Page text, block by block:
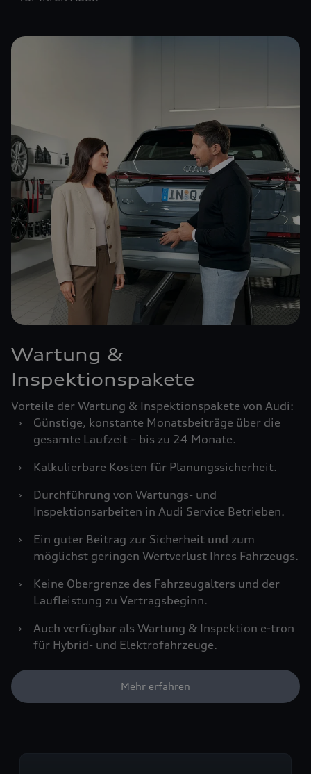
Wartung &
Inspektionspakete
Vorteile der Wartung & Inspektionspakete von Audi:
›
Günstige, konstante Monatsbeiträge über die
gesamte Laufzeit – bis zu 24 Monate.
›
Kalkulierbare Kosten für Planungssicherheit.
›
Durchführung von Wartungs- und
Inspektionsarbeiten in Audi Service Betrieben.
›
Ein guter Beitrag zur Sicherheit und zum
möglichst geringen Wertverlust Ihres Fahrzeugs.
›
Keine Obergrenze des Fahrzeugalters und der
Laufleistung zu Vertragsbeginn.
›
Auch verfügbar als Wartung & Inspektion e-tron
für Hybrid- und Elektrofahrzeuge.
Mehr erfahren